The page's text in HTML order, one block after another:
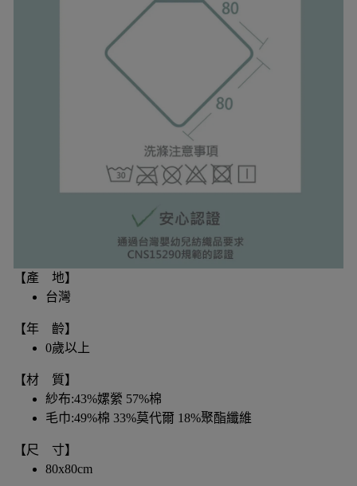
【產 地】
台灣
【年 齡】
0歲以上
【材 質】
紗布:43%嫘縈 57%棉
毛巾:49%棉 33%莫代爾 18%聚酯纖維
【尺 寸】
80x80cm